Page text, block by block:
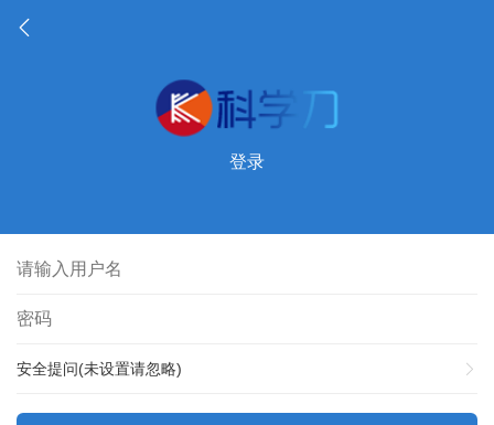
登录
安全提问(未设置请忽略)